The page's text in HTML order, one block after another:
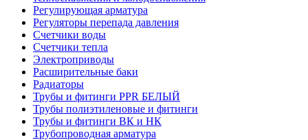
Регулирующая арматура
Регуляторы перепада давления
Счетчики воды
Счетчики тепла
Электроприводы
Расширительные баки
Радиаторы
Трубы и фитинги PPR БЕЛЫЙ
Трубы полиэтиленовые и фитинги
Трубы и фитинги ВК и НК
Трубопроводная арматура